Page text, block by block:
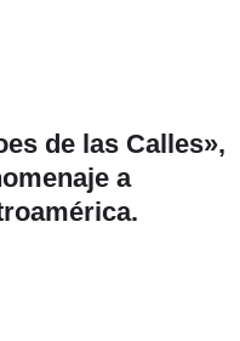
de las Calles»,
a